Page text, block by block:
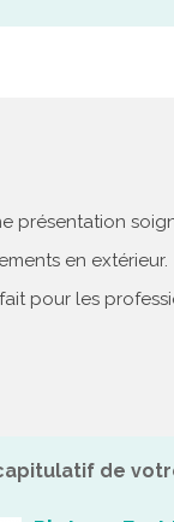
présentation
en extérieur.
pour les
de